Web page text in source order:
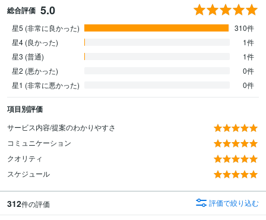
総合評価 5.0
星5 (非常に良かった)
310件
星4 (良かった)
1件
星3 (普通)
1件
星2 (悪かった)
0件
星1 (非常に悪かった)
0件
項目別評価
サービス内容/提案のわかりやすさ
コミュニケーション
クオリティ
スケジュール
312件の評価 評価で絞り込む